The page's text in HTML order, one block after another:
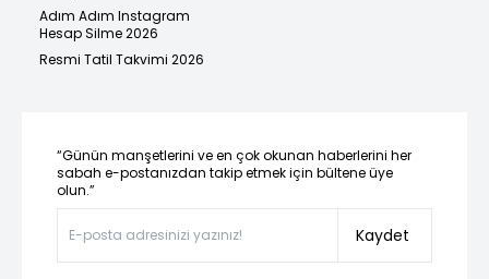
Adım Adım Instagram
Hesap Silme 2026
Resmi Tatil Takvimi 2026
“Günün manşetlerini ve en çok okunan haberlerini her
sabah e-postanızdan takip etmek için bültene üye
olun.”
Kaydet